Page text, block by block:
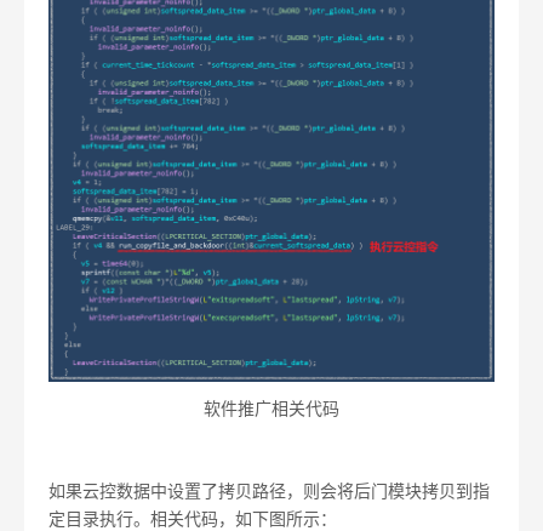
软件推广相关代码
如果云控数据中设置了拷贝路径，则会将后门模块拷贝到指
定目录执行。相关代码，如下图所示：